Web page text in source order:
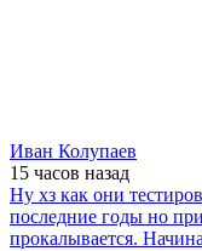
Иван Колупаев
15 часов назад
Ну хз как они
последние годы но
прокалывается.